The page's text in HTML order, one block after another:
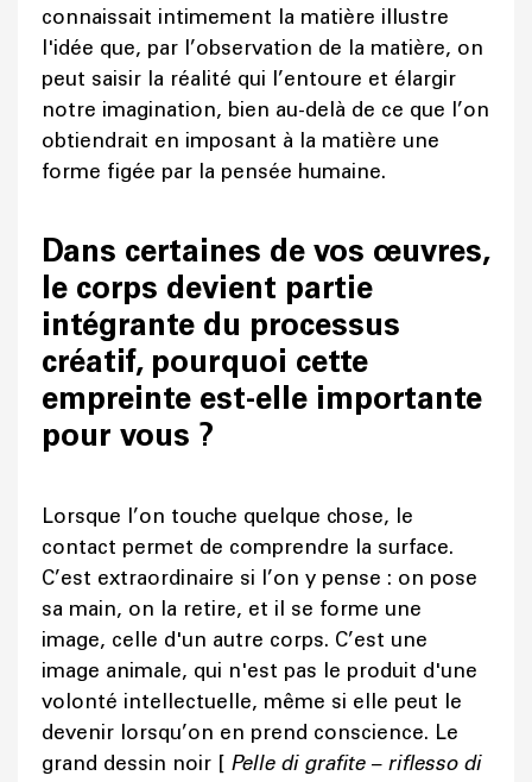
connaissait intimement la matière illustre
l'idée que, par l’observation de la matière, on
peut saisir la réalité qui l’entoure et élargir
notre imagination, bien au-delà de ce que l’on
obtiendrait en imposant à la matière une
forme figée par la pensée humaine.
Dans certaines de vos œuvres,
le corps devient partie
intégrante du processus
créatif, pourquoi cette
empreinte est-elle importante
pour vous ?
Lorsque l’on touche quelque chose, le
contact permet de comprendre la surface.
C’est extraordinaire si l’on y pense : on pose
sa main, on la retire, et il se forme une
image, celle d'un autre corps. C’est une
image animale, qui n'est pas le produit d'une
volonté intellectuelle, même si elle peut le
devenir lorsqu’on en prend conscience. Le
grand dessin noir [ Pelle di grafite – riflesso di